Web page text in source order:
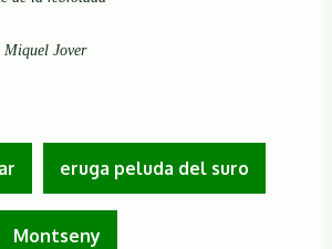
Jover
eruga peluda del suro
Montseny